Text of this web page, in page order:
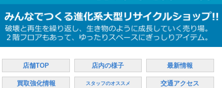
店舗TOP 店内の様子 最新情報
買取強化情報 スタッフのオススメ 交通アクセス